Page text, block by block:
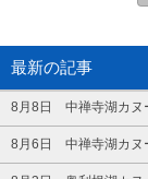
最新の記事
8月8日 中禅寺湖カヌ
8月6日 中禅寺湖カヌ